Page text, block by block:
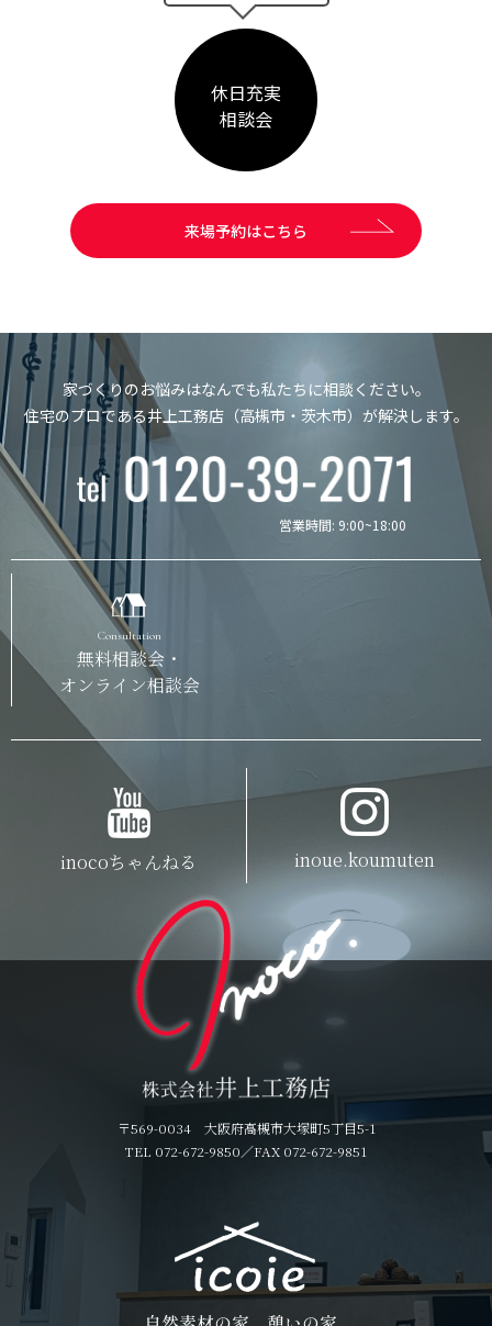
休日充実
相談会
来場予約はこちら
家づくりのお悩みはなんでも私たちに相談ください。
住宅のプロである井上工務店（高槻市・茨木市）が解決します。
営業時間: 9:00~18:00
Consultation
無料相談会・
オンライン相談会
inocoちゃんねる inoue.koumuten
〒569-0034 大阪府高槻市大塚町5丁目5-1
TEL 072-672-9850／FAX 072-672-9851